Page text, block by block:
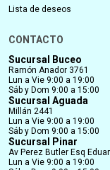
Lista de deseos
CONTACTO
Sucursal Buceo
Ramón Anador 3761
Lun a Vie 9:00 a 19:00
Sáb y Dom 9:00 a 15:00
Sucursal Aguada
Millán 2441
Lun a Vie 9:00 a 19:00
Sáb y Dom 9:00 a 15:00
Sucursal Pinar
Av Perez Butler Esq
Lun a Vie 9:00 a 19:00